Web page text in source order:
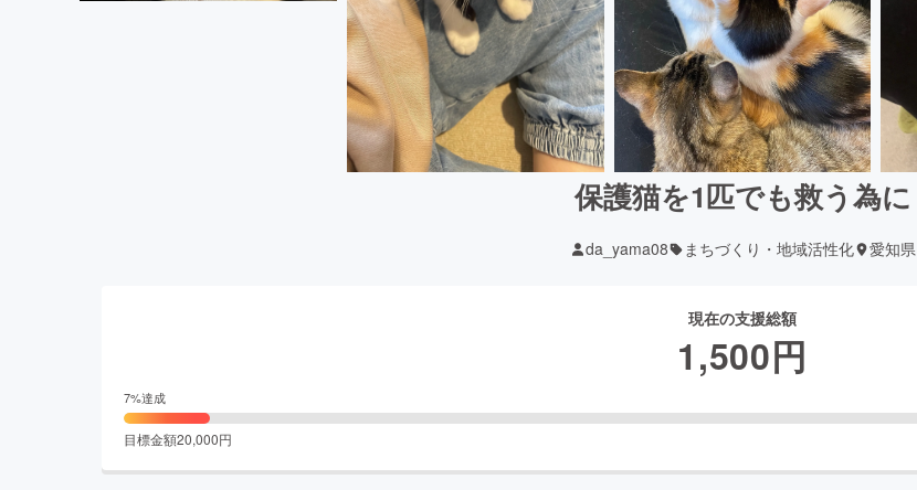
保護猫を1匹でも救う為に
da_yama08 まちづくり・地域活性化 愛知県
現在の支援総額
1,500円
7%達成
目標金額20,000円